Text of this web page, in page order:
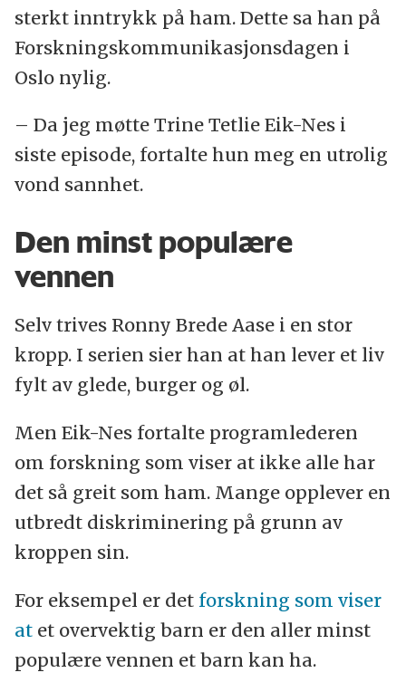
sterkt inntrykk på ham. Dette sa han på
Forskningskommunikasjonsdagen i
Oslo nylig.
– Da jeg møtte Trine Tetlie Eik-Nes i
siste episode, fortalte hun meg en utrolig
vond sannhet.
Den minst populære
vennen
Selv trives Ronny Brede Aase i en stor
kropp. I serien sier han at han lever et liv
fylt av glede, burger og øl.
Men Eik-Nes fortalte programlederen
om forskning som viser at ikke alle har
det så greit som ham. Mange opplever en
utbredt diskriminering på grunn av
kroppen sin.
For eksempel er det forskning som viser
atet overvektig barn er den aller minst
populære vennen et barn kan ha.